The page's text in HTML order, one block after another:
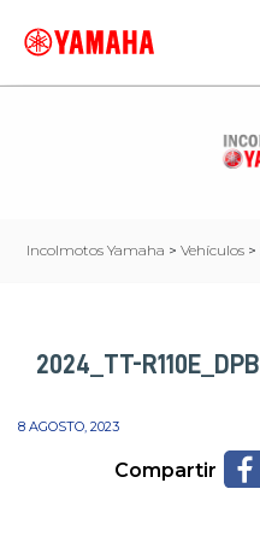
Incolmotos Yamaha > Vehículos >
2024_TT-
8 AGOSTO, 2023
Compartir